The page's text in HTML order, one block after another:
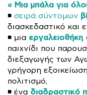
« Μια μπάλα για
◾ σειρά σύντομων
διασκεδαστικό και
◾ μια εργαλειοθήκη
παιχνίδι που
διεξαγωγής των
γρήγορη
πολιτισμό,
◾ ένα διαδραστικό